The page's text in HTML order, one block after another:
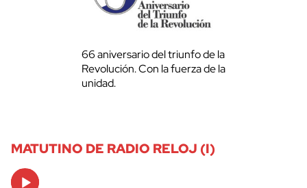
66 aniversario del triunfo de la
Revolución. Con la fuerza de la
unidad.
MATUTINO DE RADIO RELOJ (I)
Audio